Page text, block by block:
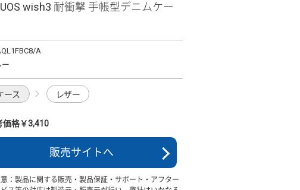
wish3 耐衝撃 手帳型デニムケー
A
ー
ース レザー
価格￥3,410
販売サイトへ
意：製品に関する販売・製品保証・サポート・アフター